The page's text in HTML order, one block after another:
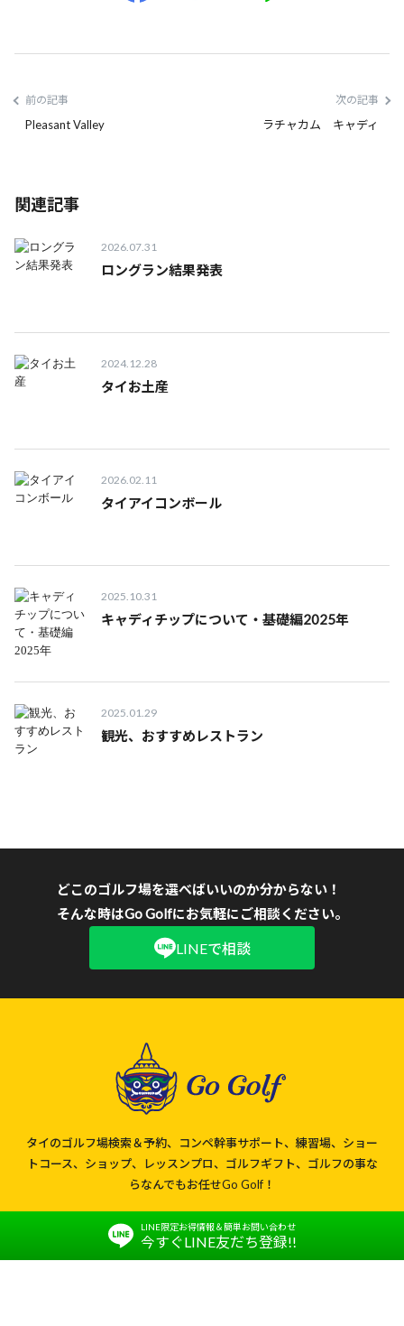
前の記事
Pleasant Valley
次の記事
ラチャカム キャディ
関連記事
2026.07.31
ロングラン結果発表
2024.12.28
タイお土産
2026.02.11
タイアイコンボール
2025.10.31
キャディチップについて・基礎編2025年
2025.01.29
観光、おすすめレストラン
どこのゴルフ場を選べばいいのか分からない！
そんな時はGo Golfにお気軽にご相談ください。
LINEで相談
タイのゴルフ場検索＆予約、コンペ幹事サポート、練習場、ショー
トコース、ショップ、レッスンプロ、ゴルフギフト、ゴルフの事な
らなんでもお任せGo Golf！
運営会社利用規約
LINE限定お得情報＆簡単お問い合わせ
今すぐLINE友だち登録!!